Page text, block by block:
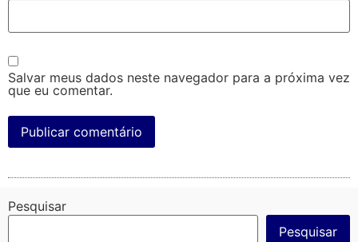
Salvar meus dados neste navegador para a próxima vez
que eu comentar.
Pesquisar
Pesquisar